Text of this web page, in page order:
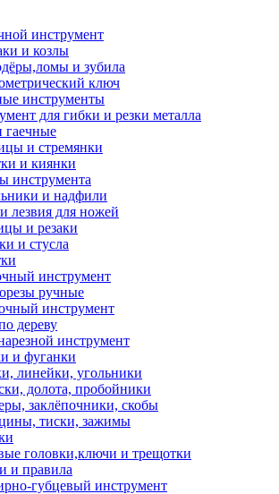
инструмент
и козлы
и зубила
ключ
инструменты
для гибки и резки металла
и стремянки
и киянки
инструмента
и надфили
лезвия для ножей
и резаки
и стусла
инструмент
ручные
инструмент
дереву
инструмент
и фуганки
линейки, угольники
долота, пробойники
заклёпочники, скобы
тиски, зажимы
головки,ключи и трещотки
и правила
губцевый инструмент